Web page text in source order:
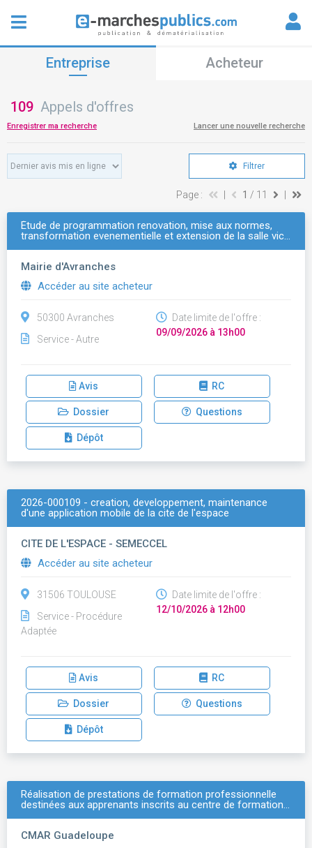
Entreprise Acheteur
109 Appels d'offres
Enregistrer ma recherche Lancer une nouvelle recherche
Filtrer
Page : 1 / 11
Étude de programmation renovation, mise aux normes,
transformation evenementielle et extension de la salle vic…
Mairie d'Avranches
Accéder au site acheteur
50300 Avranches
Service - Autre
Date limite de l'offre :
09/09/2026 à 13h00
Avis RC
Dossier Questions
Dépôt
2026-000109 - creation, developpement, maintenance
d'une application mobile de la cite de l'espace
CITE DE L'ESPACE - SEMECCEL
Accéder au site acheteur
31506 TOULOUSE
Service - Procédure
Adaptée
Date limite de l'offre :
12/10/2026 à 12h00
Avis RC
Dossier Questions
Dépôt
Réalisation de prestations de formation professionnelle
destinées aux apprenants inscrits au centre de formation…
CMAR Guadeloupe